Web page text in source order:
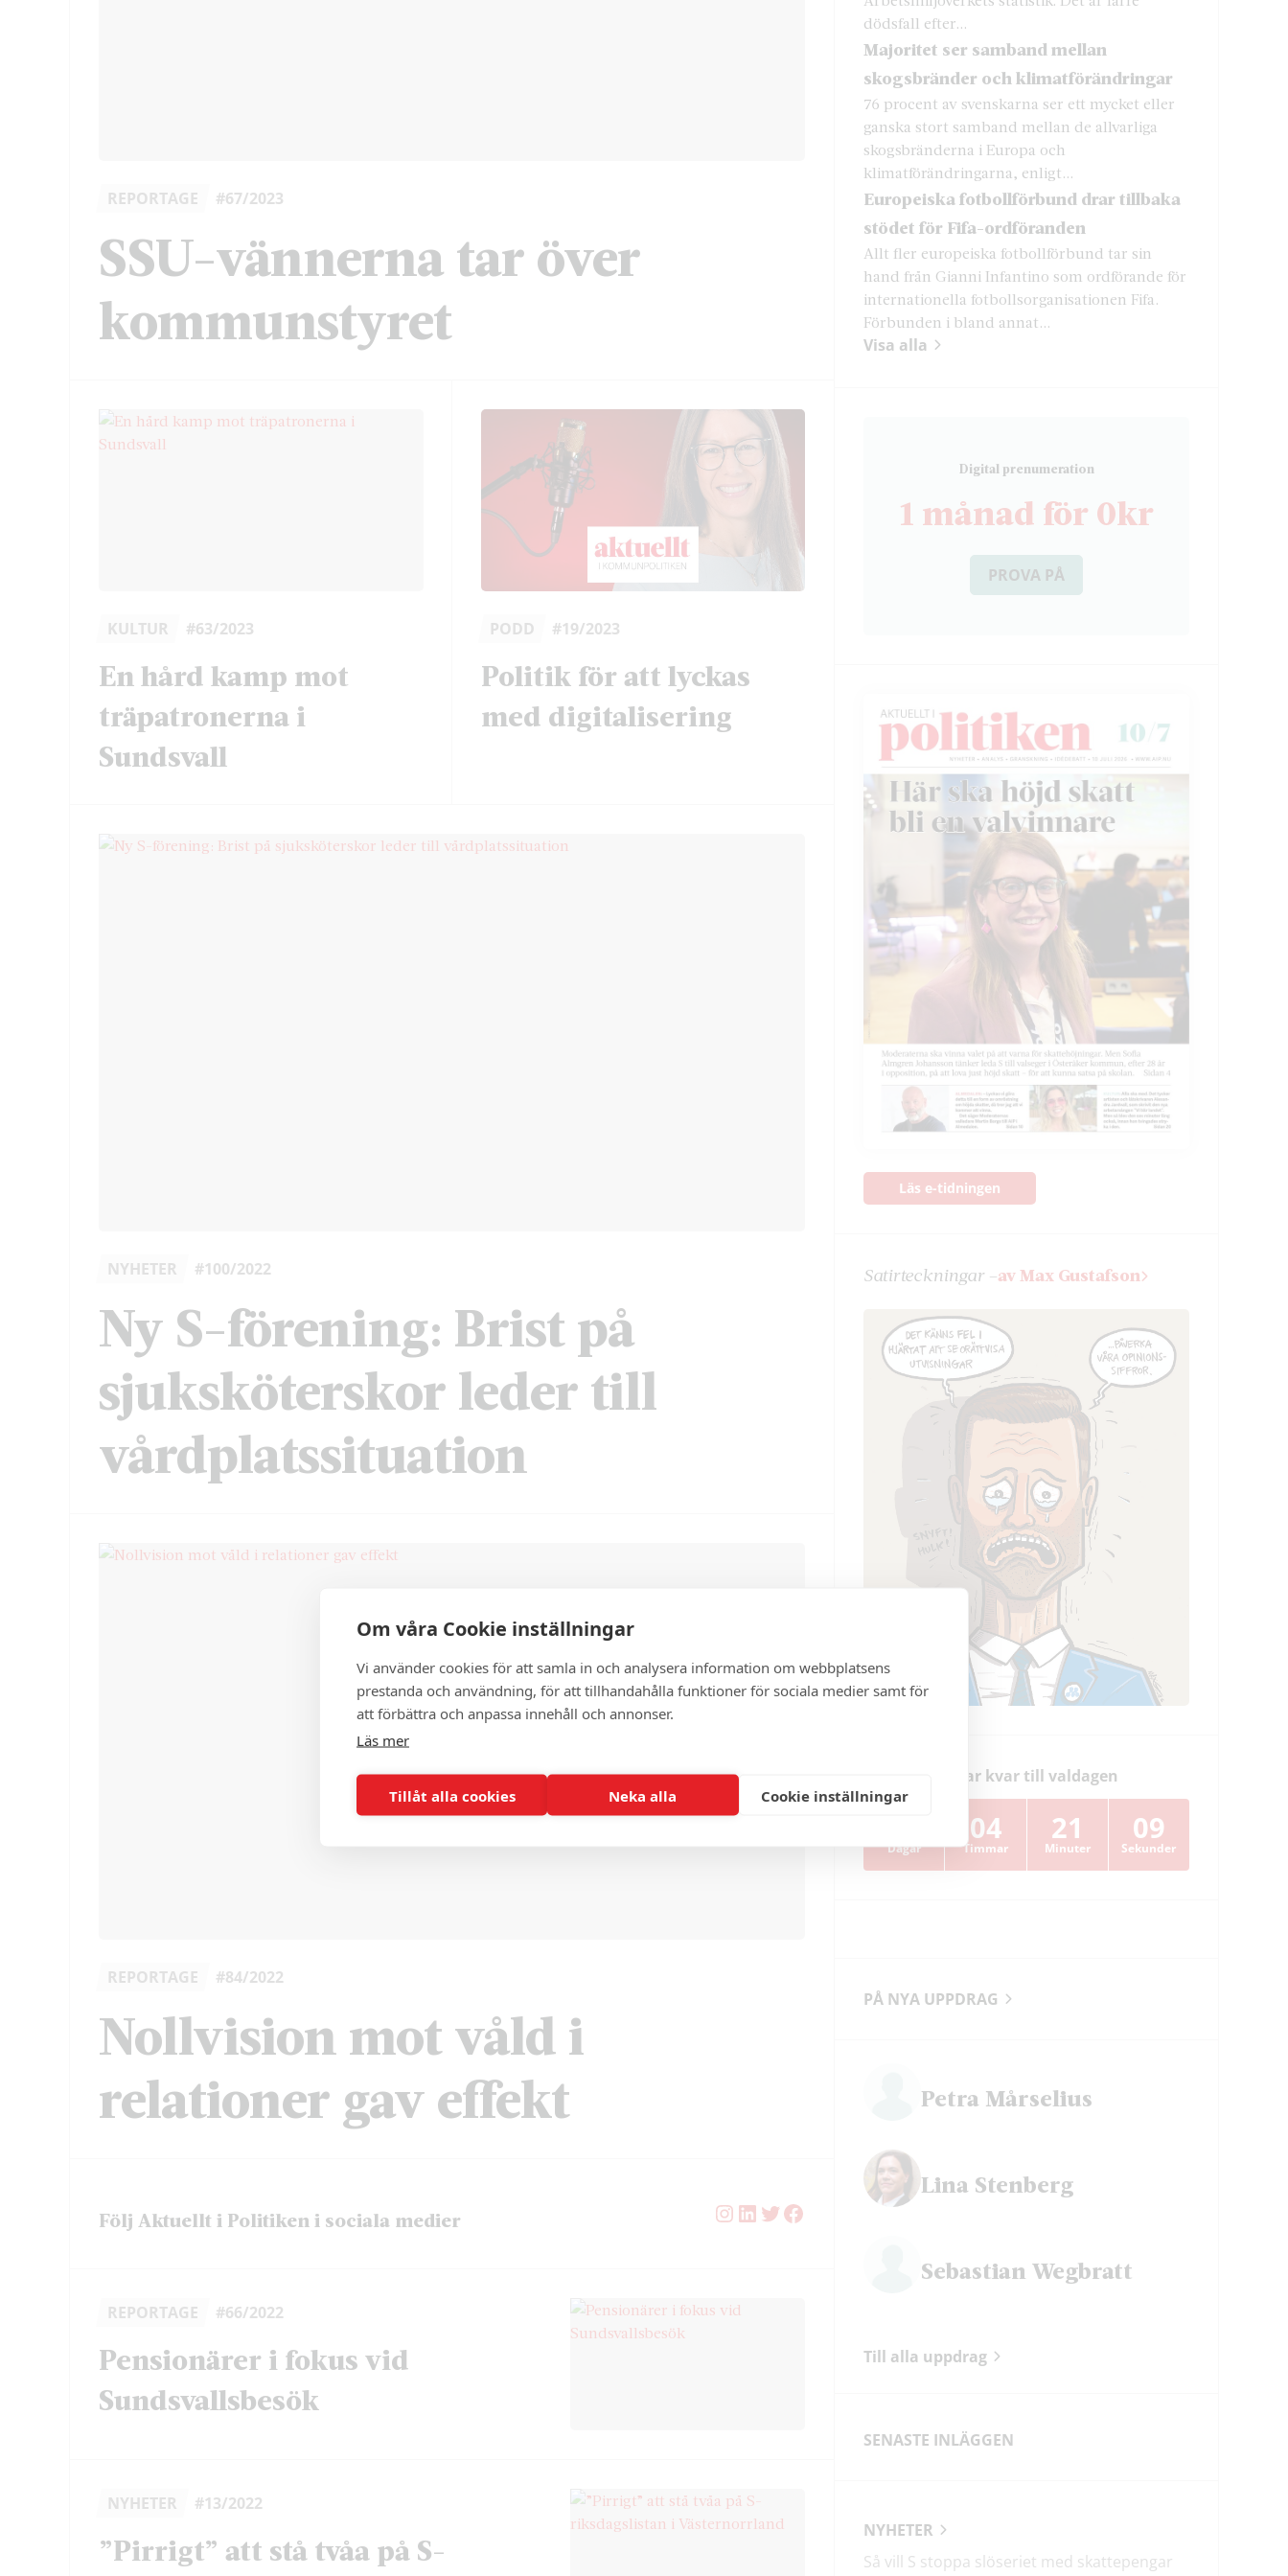
Om våra Cookie inställningar
Vi använder cookies för att samla in och analysera information om webbplatsens
prestanda och användning, för att tillhandahålla funktioner för sociala medier samt för
att förbättra och anpassa innehåll och annonser.
Läs mer
Tillåt alla cookies Neka alla Cookie inställningar
REPORTAGE #67/2023
SSU-vännerna tar över
kommunstyret
KULTUR #63/2023
En hård kamp mot
träpatronerna i
Sundsvall
PODD #19/2023
Politik för att lyckas
med digitalisering
NYHETER #100/2022
Ny S-förening: Brist på
sjuksköterskor leder till
vårdplatssituation
REPORTAGE #84/2022
Nollvision mot våld i
relationer gav effekt
Följ Aktuellt i Politiken i sociala medier Instagram
LinkedIn
Twitter
Facebook
REPORTAGE #66/2022
Pensionärer i fokus vid
Sundsvallsbesök
NYHETER #13/2022
”Pirrigt” att stå tvåa på S-
dödsfall efter...
Majoritet ser samband mellan
skogsbränder och klimatförändringar
76 procent av svenskarna ser ett mycket eller
ganska stort samband mellan de allvarliga
skogsbränderna i Europa och
klimatförändringarna, enligt...
Europeiska fotbollförbund drar tillbaka
stödet för Fifa-ordföranden
Allt fler europeiska fotbollförbund tar sin
hand från Gianni Infantino som ordförande för
internationella fotbollsorganisationen Fifa.
Förbunden i bland annat...
Visa alla
Digital prenumeration
1 månad för 0kr
PROVA PÅ
Läs e-tidningen
Satir­teckningar –av Max Gustafson
Dagar kvar till valdagen
Dagar
04
Timmar
21
Minuter
08
Sekunder
PÅ NYA UPPDRAG
Petra Mårselius
Lina Stenberg
Sebastian Wegbratt
Till alla uppdrag
SENASTE INLÄGGEN
NYHETER
Så vill S stoppa slöseriet med skattepengar